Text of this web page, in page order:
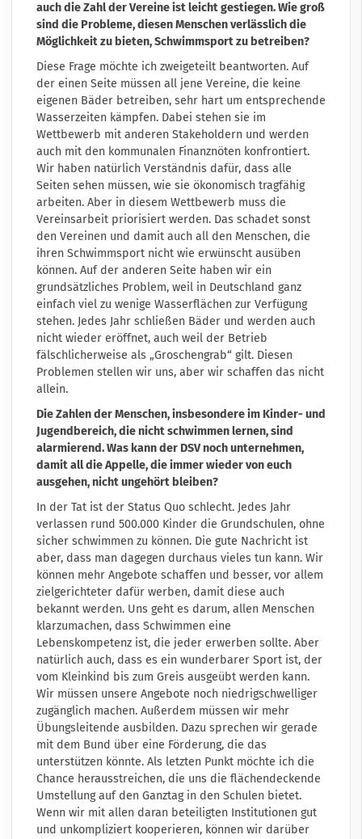
auch die Zahl der Vereine ist leicht gestiegen. Wie groß
sind die Probleme, diesen Menschen verlässlich die
Möglichkeit zu bieten, Schwimmsport zu betreiben?
Diese Frage möchte ich zweigeteilt beantworten. Auf
der einen Seite müssen all jene Vereine, die keine
eigenen Bäder betreiben, sehr hart um entsprechende
Wasserzeiten kämpfen. Dabei stehen sie im
Wettbewerb mit anderen Stakeholdern und werden
auch mit den kommunalen Finanznöten konfrontiert.
Wir haben natürlich Verständnis dafür, dass alle
Seiten sehen müssen, wie sie ökonomisch tragfähig
arbeiten. Aber in diesem Wettbewerb muss die
Vereinsarbeit priorisiert werden. Das schadet sonst
den Vereinen und damit auch all den Menschen, die
ihren Schwimmsport nicht wie erwünscht ausüben
können. Auf der anderen Seite haben wir ein
grundsätzliches Problem, weil in Deutschland ganz
einfach viel zu wenige Wasserflächen zur Verfügung
stehen. Jedes Jahr schließen Bäder und werden auch
nicht wieder eröffnet, auch weil der Betrieb
fälschlicherweise als „Groschengrab“ gilt. Diesen
Problemen stellen wir uns, aber wir schaffen das nicht
allein.
Die Zahlen der Menschen, insbesondere im Kinder- und
Jugendbereich, die nicht schwimmen lernen, sind
alarmierend. Was kann der DSV noch unternehmen,
damit all die Appelle, die immer wieder von euch
ausgehen, nicht ungehört bleiben?
In der Tat ist der Status Quo schlecht. Jedes Jahr
verlassen rund 500.000 Kinder die Grundschulen, ohne
sicher schwimmen zu können. Die gute Nachricht ist
aber, dass man dagegen durchaus vieles tun kann. Wir
können mehr Angebote schaffen und besser, vor allem
zielgerichteter dafür werben, damit diese auch
bekannt werden. Uns geht es darum, allen Menschen
klarzumachen, dass Schwimmen eine
Lebenskompetenz ist, die jeder erwerben sollte. Aber
natürlich auch, dass es ein wunderbarer Sport ist, der
vom Kleinkind bis zum Greis ausgeübt werden kann.
Wir müssen unsere Angebote noch niedrigschwelliger
zugänglich machen. Außerdem müssen wir mehr
Übungsleitende ausbilden. Dazu sprechen wir gerade
mit dem Bund über eine Förderung, die das
unterstützen könnte. Als letzten Punkt möchte ich die
Chance herausstreichen, die uns die flächendeckende
Umstellung auf den Ganztag in den Schulen bietet.
Wenn wir mit allen daran beteiligten Institutionen gut
und unkompliziert kooperieren, können wir darüber